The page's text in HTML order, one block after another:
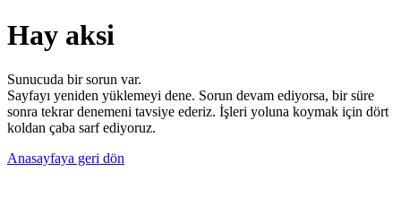
Hay aksi
Sunucuda bir sorun var.
Sayfayı yeniden yüklemeyi dene. Sorun devam ediyorsa, bir süre
sonra tekrar denemeni tavsiye ederiz. İşleri yoluna koymak için dört
koldan çaba sarf ediyoruz.
Anasayfaya geri dön